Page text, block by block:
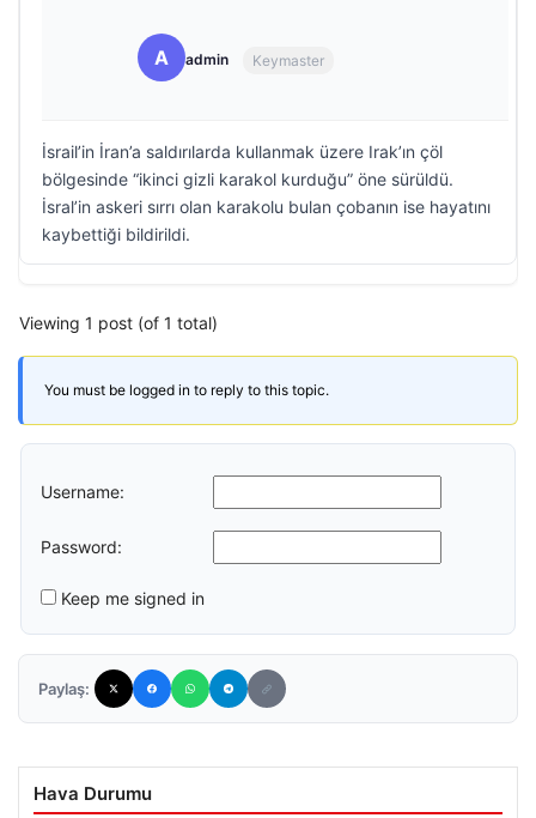
A admin Keymaster
İsrail’in İran’a saldırılarda kullanmak üzere Irak’ın çöl
bölgesinde “ikinci gizli karakol kurduğu” öne sürüldü.
İsral’in askeri sırrı olan karakolu bulan çobanın ise hayatını
kaybettiği bildirildi.
Viewing 1 post (of 1 total)
You must be logged in to reply to this topic.
Username:
Password:
Keep me signed in
Paylaş:
Hava Durumu